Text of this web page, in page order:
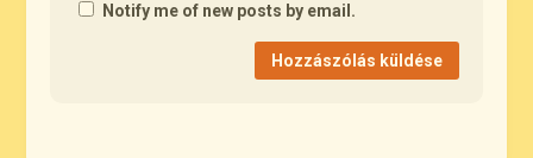
Notify me of new posts by email.